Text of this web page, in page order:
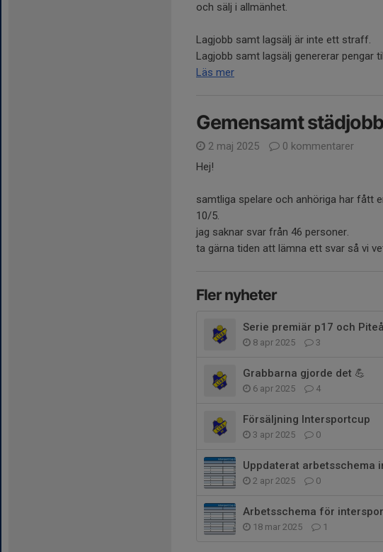
och sälj i allmänhet.
Lagjobb samt lagsälj är inte ett straff.
Lagjobb samt lagsälj genererar pengar
Läs mer
Gemensamt
2 maj 2025
0 kommentarer
Hej!
samtliga spelare och anhöriga har fått
10/5.
jag saknar svar från 46 personer.
ta gärna tiden att lämna ett svar så vi
Fler nyheter
Serie premiär p17 och
8 apr 2025 3
Grabbarna gjorde det 💪
6 apr 2025 4
Försäljning Intersportcup
3 apr 2025 0
Uppdaterat arbetsschema
2 apr 2025 0
Arbetsschema för
18 mar 2025 1